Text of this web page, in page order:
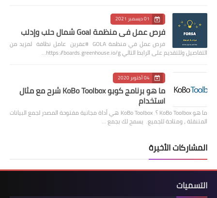
01 ديسمبر 2021
فرص عمل في منظمة Goal شمال حلب وإدلب
فرص عمل في منظمة GOLA #عفرين عامل نظافة لمزيد من
التفاصيل وللتقديم على الرابط التالي https://boards.greenhouse.io/g…
04 أكتوبر 2020
ما هو برنامج كوبو KoBo Toolbox شرح مع مثال
استخدام
ما هو KoBo Toolbox ؟ KoBo Toolbox هي أداة مجانية مفتوحة المصدر لجمع البيانات
المتنقلة ، ومتاحة للجميع. يسمح لك بجمع …
المشاركات الأخيرة
التسميات